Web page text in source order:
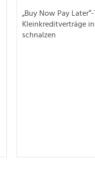
„Buy Now Pay
Kleinkreditverträge
schnalzen